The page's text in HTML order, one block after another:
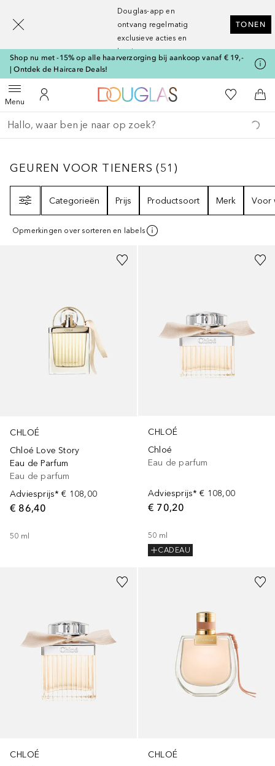
Douglas-app en
ontvang regelmatig
exclusieve acties en
kortingen
TONEN
Shop nu met -15% op alle haarverzorging bij aankoop vanaf € 19,-
| Ontdek de Haircare Deals!
MenuOpen menuNaar Mijn Account
Naar Douglas Home
Naar Mijn
Ga terug
Zoekopdracht uitvoeren
GEUREN VOOR TIENERS51
GEUREN VOOR TIENERS (51 )
Categorieën
Prijs Productsoort Merk Voor
Opmerkingen over sorteren en labels
CHLOÉ
Chloé Love Story
Eau de Parfum
Eau de parfum
Adviesprijs* € 108,00
€ 86,40
50 ml
Gesponsord
CHLOÉ
Chloé
Eau de parfum
Adviesprijs* € 108,00
€ 70,20
50 ml
CADEAU
CHLOÉ
CHLOÉ
[navigation.slideout.screenreader]